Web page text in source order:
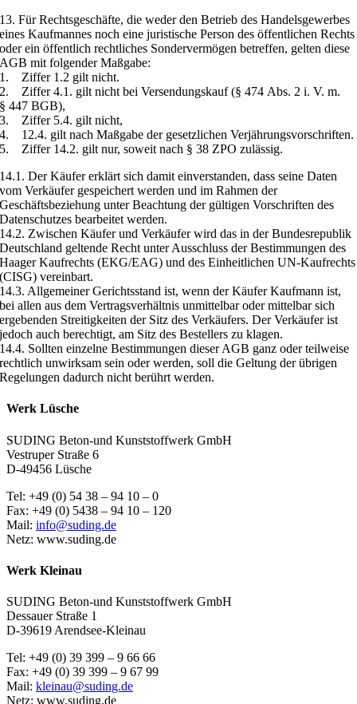
13. Für Rechtsgeschäfte, die weder den Betrieb des Handelsgewerbes
eines Kaufmannes noch eine juristische Person des öffentlichen Rechts
oder ein öffentlich rechtliches Sondervermögen betreffen, gelten diese
AGB mit folgender Maßgabe:
1. Ziffer 1.2 gilt nicht.
2. Ziffer 4.1. gilt nicht bei Versendungskauf (§ 474 Abs. 2 i. V. m.
§ 447 BGB),
3. Ziffer 5.4. gilt nicht,
4. 12.4. gilt nach Maßgabe der gesetzlichen Verjährungsvorschriften.
5. Ziffer 14.2. gilt nur, soweit nach § 38 ZPO zulässig.
14.1. Der Käufer erklärt sich damit einverstanden, dass seine Daten
vom Verkäufer gespeichert werden und im Rahmen der
Geschäftsbeziehung unter Beachtung der gültigen Vorschriften des
Datenschutzes bearbeitet werden.
14.2. Zwischen Käufer und Verkäufer wird das in der Bundesrepublik
Deutschland geltende Recht unter Ausschluss der Bestimmungen des
Haager Kaufrechts (EKG/EAG) und des Einheitlichen UN-Kaufrechts
(CISG) vereinbart.
14.3. Allgemeiner Gerichtsstand ist, wenn der Käufer Kaufmann ist,
bei allen aus dem Vertragsverhältnis unmittelbar oder mittelbar sich
ergebenden Streitigkeiten der Sitz des Verkäufers. Der Verkäufer ist
jedoch auch berechtigt, am Sitz des Bestellers zu klagen.
14.4. Sollten einzelne Bestimmungen dieser AGB ganz oder teilweise
rechtlich unwirksam sein oder werden, soll die Geltung der übrigen
Regelungen dadurch nicht berührt werden.
Werk Lüsche
SUDING Beton-und Kunststoffwerk GmbH
Vestruper Straße 6
D-49456 Lüsche
Tel: +49 (0) 54 38 – 94 10 – 0
Fax: +49 (0) 5438 – 94 10 – 120
Mail: info@suding.de
Netz: www.suding.de
Werk Kleinau
SUDING Beton-und Kunststoffwerk GmbH
Dessauer Straße 1
D-39619 Arendsee-Kleinau
Tel: +49 (0) 39 399 – 9 66 66
Fax: +49 (0) 39 399 – 9 67 99
Mail: kleinau@suding.de
Netz: www.suding.de